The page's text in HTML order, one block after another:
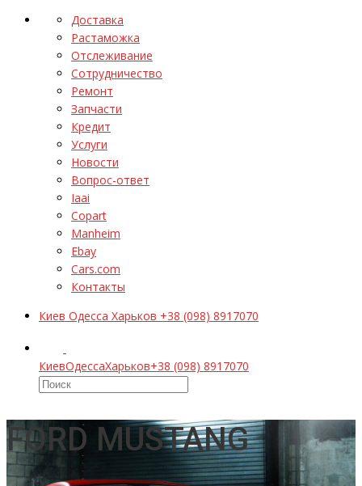
Доставка
Растаможка
Отслеживание
Сотрудничество
Ремонт
Запчасти
Кредит
Услуги
Новости
Вопрос-ответ
Iaai
Copart
Manheim
Ebay
Cars.com
Контакты
Киев Одесса Харьков +38 (098) 8917070
КиевОдессаХарьков+38 (098) 8917070
FORD MUSTANG